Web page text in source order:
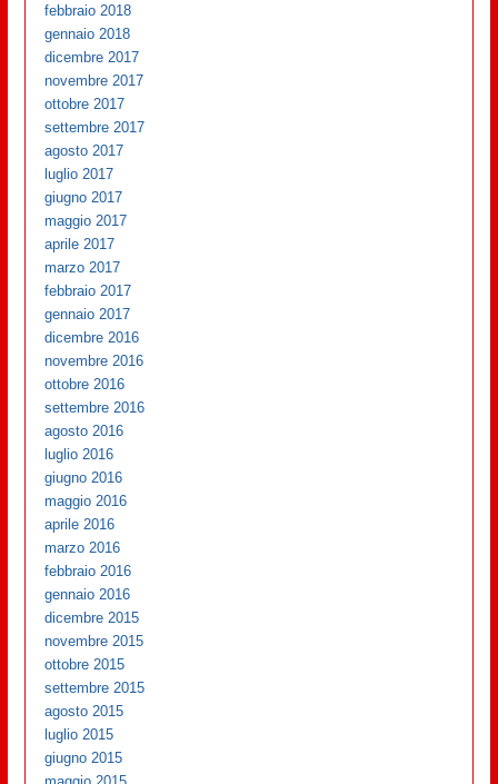
febbraio 2018
gennaio 2018
dicembre 2017
novembre 2017
ottobre 2017
settembre 2017
agosto 2017
luglio 2017
giugno 2017
maggio 2017
aprile 2017
marzo 2017
febbraio 2017
gennaio 2017
dicembre 2016
novembre 2016
ottobre 2016
settembre 2016
agosto 2016
luglio 2016
giugno 2016
maggio 2016
aprile 2016
marzo 2016
febbraio 2016
gennaio 2016
dicembre 2015
novembre 2015
ottobre 2015
settembre 2015
agosto 2015
luglio 2015
giugno 2015